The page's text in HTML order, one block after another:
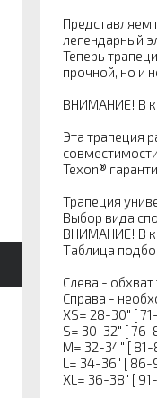
легендарный
Теперь
прочной, но и
ВНИМАНИЕ! В
Эта трапеция
Texon®
Трапеция
Выбор вида
ВНИМАНИЕ! В
Таблица
Слева -
Справа -
XS= 28-30" [
S= 30-32" [ 76-
M= 32-34" [ 81-
L= 34-36" [ 86-
XL= 36-38" [